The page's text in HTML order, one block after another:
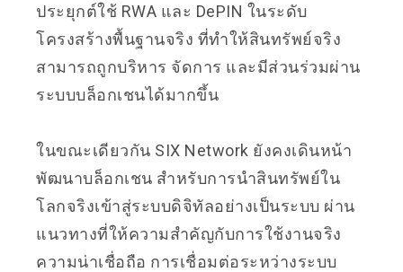
ประยุกต์ใช้ RWA และ DePIN ในระดับ
โครงสร้างพื้นฐานจริง ที่ทำให้สินทรัพย์จริง
สามารถถูกบริหาร จัดการ และมีส่วนร่วมผ่าน
ระบบบล็อกเชนได้มากขึ้น
ในขณะเดียวกัน SIX Network ยังคงเดินหน้า
พัฒนาบล็อกเชน สำหรับการนำสินทรัพย์ใน
โลกจริงเข้าสู่ระบบดิจิทัลอย่างเป็นระบบ ผ่าน
แนวทางที่ให้ความสำคัญกับการใช้งานจริง
ความน่าเชื่อถือ การเชื่อมต่อระหว่างระบบ